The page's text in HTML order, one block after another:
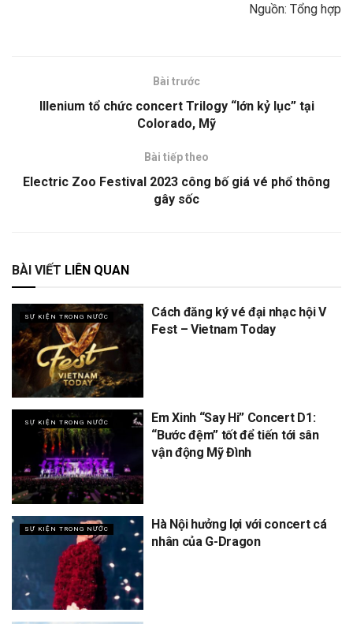
Nguồn: Tổng hợp
Bài trước
Illenium tổ chức concert Trilogy “lớn kỷ lục” tại
Colorado, Mỹ
Bài tiếp theo
Electric Zoo Festival 2023 công bố giá vé phổ thông
gây sốc
BÀI VIẾT LIÊN QUAN
SỰ KIỆN TRONG NƯỚC
Cách đăng ký vé đại nhạc hội V
Fest – Vietnam Today
SỰ KIỆN TRONG NƯỚC
Em Xinh “Say Hi” Concert D1:
“Bước đệm” tốt để tiến tới sân
vận động Mỹ Đình
SỰ KIỆN TRONG NƯỚC
Hà Nội hưởng lợi với concert cá
nhân của G-Dragon